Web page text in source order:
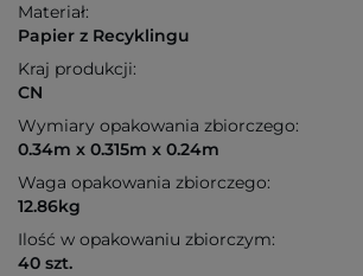
Materiał:
Papier z Recyklingu
Kraj produkcji:
CN
Wymiary opakowania zbiorczego:
0.34m x 0.315m x 0.24m
Waga opakowania zbiorczego:
12.86kg
Ilość w opakowaniu zbiorczym:
40 szt.